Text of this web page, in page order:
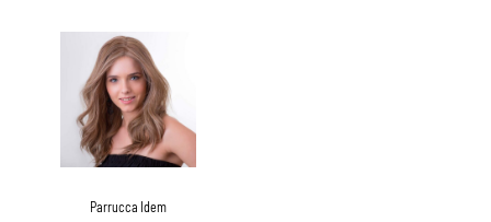
Parrucca Idem